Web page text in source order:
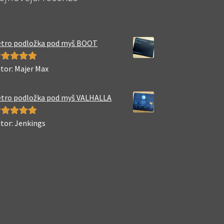
podložka pod myš BOOT
5
Majer Max
podložka pod myš VALHALLA
5
Jenkings